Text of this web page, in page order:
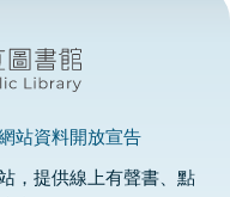
站資料開放宣告
，提供線上有聲書、點